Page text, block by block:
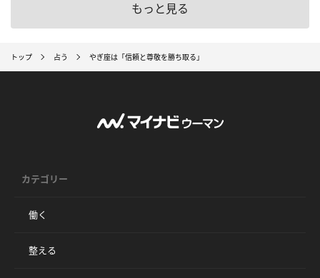
もっと見る
トップ 占う やぎ座は「信頼と尊敬を勝ち取る」
カテゴリー
働く
整える